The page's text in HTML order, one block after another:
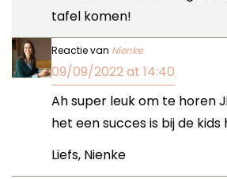
tafel komen!
Reactie van Nienke
09/09/2022 at 14:40
Ah super leuk om te horen
het een succes is bij de kids
Liefs, Nienke